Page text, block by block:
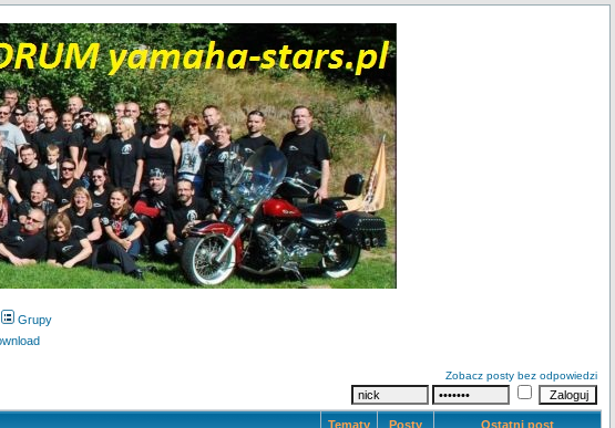
Grupy
Zobacz posty bez odpowiedzi
Tematy Posty Ostatni post